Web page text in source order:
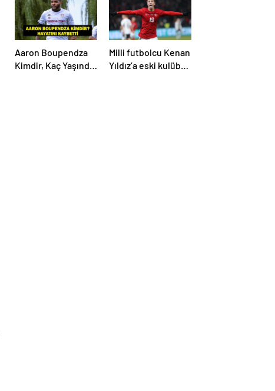
İşte Maç Kadrosu
Aaron Boupendza
Kimdir, Kaç Yaşında,
Milli futbolcu Kenan
Yıldız’a eski kulübü